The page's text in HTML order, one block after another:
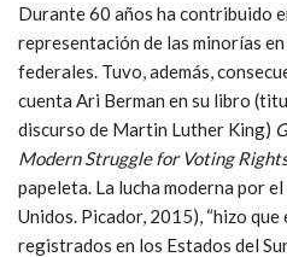
Durante 60 años ha contribuido
representación de las minorías
federales. Tuvo, además,
cuenta Ari Berman en su libro
discurso de Martin Luther King)
Modern Struggle for Voting
papeleta. La lucha moderna por
Unidos. Picador, 2015), “hizo
registrados en los Estados del